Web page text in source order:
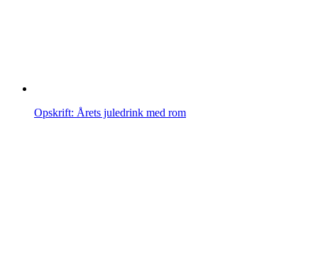
Opskrift: Årets juledrink med rom